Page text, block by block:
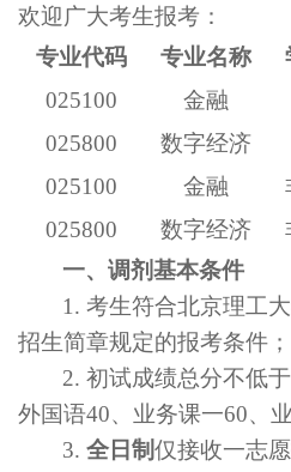
欢迎广大考生报考：
专业代码
专业名称
025100
金融
025800
数字经济
025100
金融
025800
数字经济
一、调剂基本条件
1. 考生符合北京理工
招生简章规定的报考条件；
2. 初试成绩总分不低于
外国语40、业务课一60、
3. 全日制仅接收一志